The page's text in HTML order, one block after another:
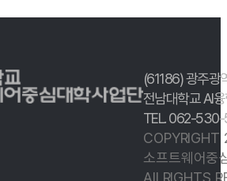
(61186) 광주광
전남대학교 AI
TEL. 062-
COPYRIGHT
소프트웨어중
All RIGHTS